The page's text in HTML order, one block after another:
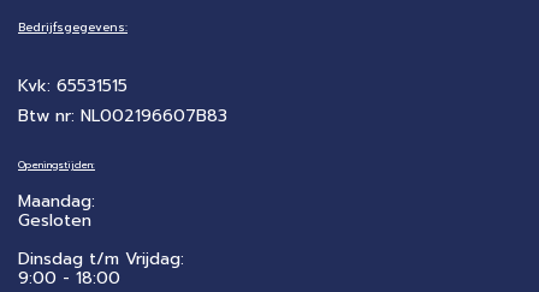
Bedrijfsgegevens:
Kvk: 65531515
Btw nr: NL002196607B83
Openingstijden:
Maandag:
Gesloten
Dinsdag t/m Vrijdag:
9:00 - 18:00